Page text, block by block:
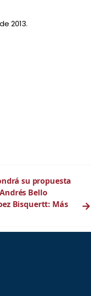
2013.
su propuesta
Bello
Bisquertt: Más
→